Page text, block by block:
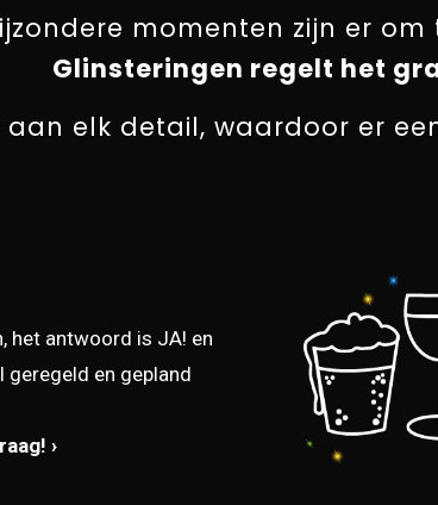
momenten zijn er om
Glinsteringen regelt het
elk detail, waardoor er
het antwoord is JA! en
geregeld en gepland
›